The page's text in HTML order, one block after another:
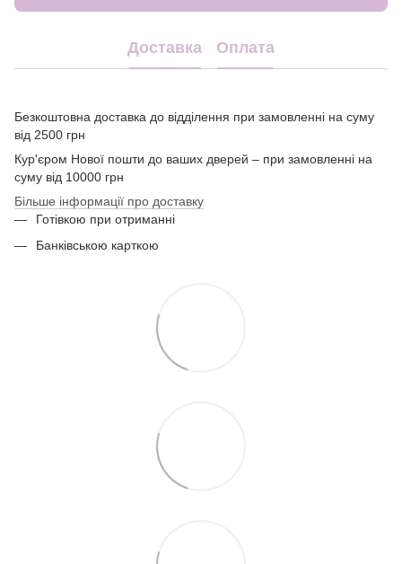
Доставка Оплата
Безкоштовна доставка до відділення при замовленні на суму
від 2500 грн
Кур'єром Нової пошти до ваших дверей – при замовленні на
суму від 10000 грн
Більше інформації про доставку
Готівкою при отриманні
Банківською карткою